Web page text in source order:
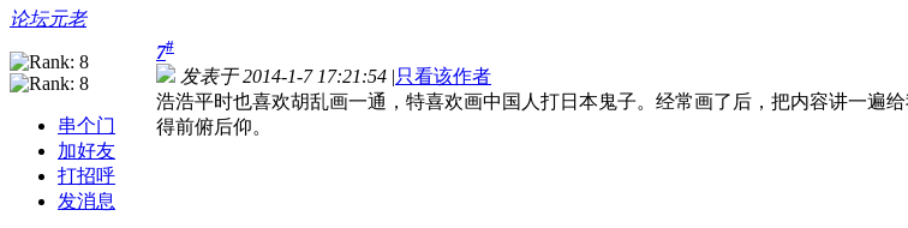
论坛元老
串个门
加好友
打招呼
发消息
7#
发表于 2014-1-7 17:21:54 |只看该作者
浩浩平时也喜欢胡乱画一通，特喜欢画中国人打日本鬼子。经常画了后，把内容讲一遍
得前俯后仰。